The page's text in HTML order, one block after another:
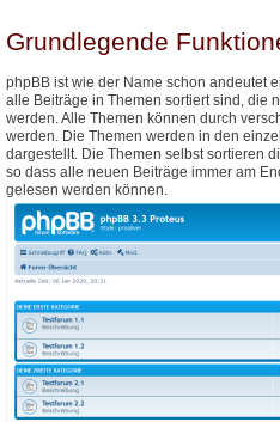
Grundlegende
phpBB ist wie der Name schon andeutet
alle Beiträge in Themen sortiert sind, die
werden. Alle Themen können durch
werden. Die Themen werden in den
dargestellt. Die Themen selbst sortieren
so dass alle neuen Beiträge immer am
gelesen werden können.